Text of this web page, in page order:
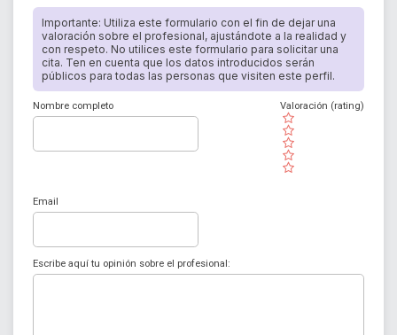
Importante: Utiliza este formulario con el fin de dejar una
valoración sobre el profesional, ajustándote a la realidad y
con respeto. No utilices este formulario para solicitar una
cita. Ten en cuenta que los datos introducidos serán
públicos para todas las personas que visiten este perfil.
Nombre completo
( )
( )
( )
( )
( )
Valoración (rating)
Email
Escribe aquí tu opinión sobre el profesional: